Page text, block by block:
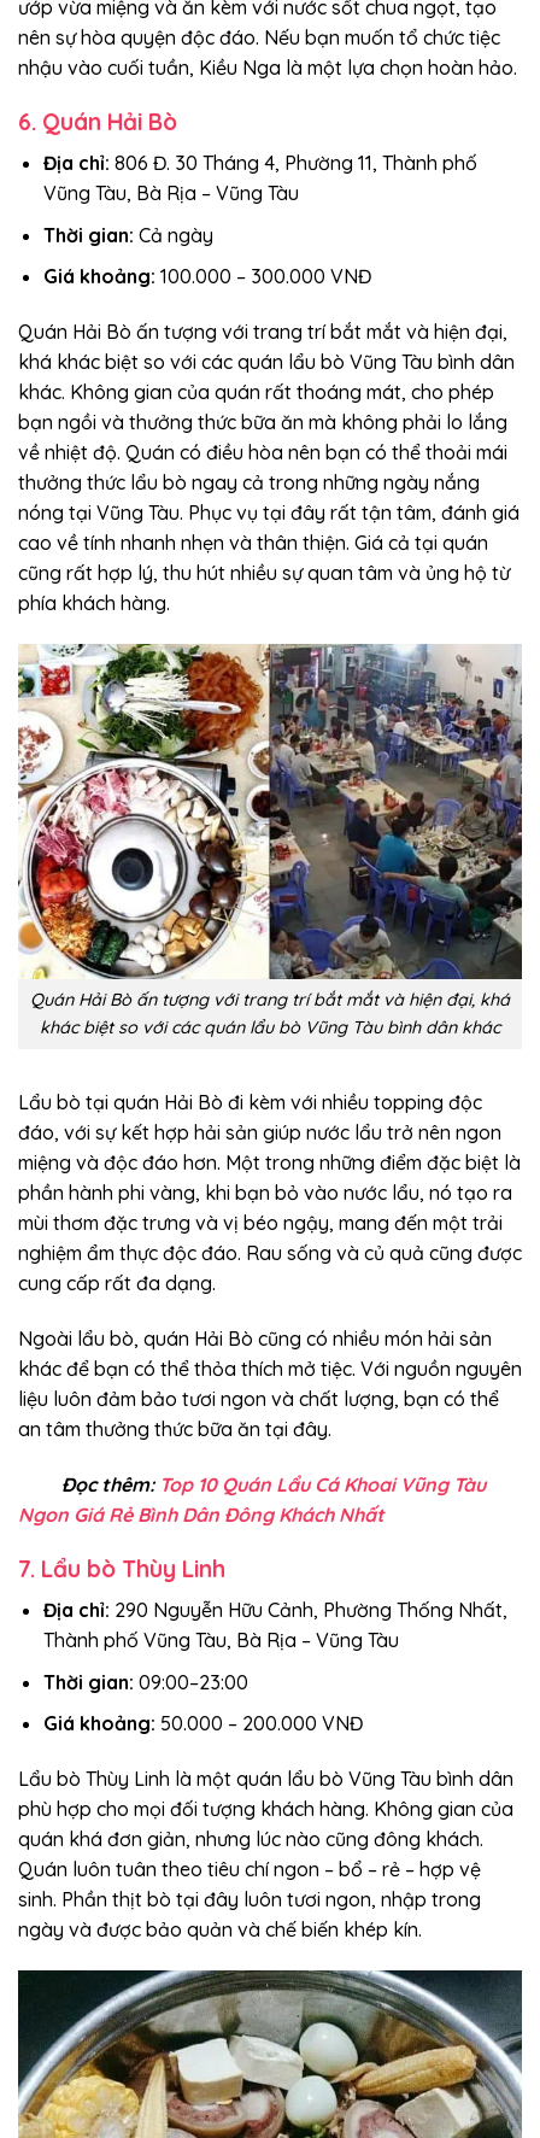
ướp vừa miệng và ăn kèm với nước sốt chua ngọt, tạo
nên sự hòa quyện độc đáo. Nếu bạn muốn tổ chức tiệc
nhậu vào cuối tuần, Kiều Nga là một lựa chọn hoàn hảo.
6. Quán Hải Bò
Địa chỉ: 806 Đ. 30 Tháng 4, Phường 11, Thành phố
Vũng Tàu, Bà Rịa – Vũng Tàu
Thời gian: Cả ngày
Giá khoảng: 100.000 – 300.000 VNĐ
Quán Hải Bò ấn tượng với trang trí bắt mắt và hiện đại,
khá khác biệt so với các quán lẩu bò Vũng Tàu bình dân
khác. Không gian của quán rất thoáng mát, cho phép
bạn ngồi và thưởng thức bữa ăn mà không phải lo lắng
về nhiệt độ. Quán có điều hòa nên bạn có thể thoải mái
thưởng thức lẩu bò ngay cả trong những ngày nắng
nóng tại Vũng Tàu. Phục vụ tại đây rất tận tâm, đánh giá
cao về tính nhanh nhẹn và thân thiện. Giá cả tại quán
cũng rất hợp lý, thu hút nhiều sự quan tâm và ủng hộ từ
phía khách hàng.
Quán Hải Bò ấn tượng với trang trí bắt mắt và hiện đại, khá
khác biệt so với các quán lẩu bò Vũng Tàu bình dân khác
Lẩu bò tại quán Hải Bò đi kèm với nhiều topping độc
đáo, với sự kết hợp hải sản giúp nước lẩu trở nên ngon
miệng và độc đáo hơn. Một trong những điểm đặc biệt là
phần hành phi vàng, khi bạn bỏ vào nước lẩu, nó tạo ra
mùi thơm đặc trưng và vị béo ngậy, mang đến một trải
nghiệm ẩm thực độc đáo. Rau sống và củ quả cũng được
cung cấp rất đa dạng.
Ngoài lẩu bò, quán Hải Bò cũng có nhiều món hải sản
khác để bạn có thể thỏa thích mở tiệc. Với nguồn nguyên
liệu luôn đảm bảo tươi ngon và chất lượng, bạn có thể
an tâm thưởng thức bữa ăn tại đây.
Đọc thêm: Top 10 Quán Lẩu Cá Khoai Vũng Tàu
Ngon Giá Rẻ Bình Dân Đông Khách Nhất
7. Lẩu bò Thùy Linh
Địa chỉ: 290 Nguyễn Hữu Cảnh, Phường Thống Nhất,
Thành phố Vũng Tàu, Bà Rịa – Vũng Tàu
Thời gian: 09:00–23:00
Giá khoảng: 50.000 – 200.000 VNĐ
Lẩu bò Thùy Linh là một quán lẩu bò Vũng Tàu bình dân
phù hợp cho mọi đối tượng khách hàng. Không gian của
quán khá đơn giản, nhưng lúc nào cũng đông khách.
Quán luôn tuân theo tiêu chí ngon – bổ – rẻ – hợp vệ
sinh. Phần thịt bò tại đây luôn tươi ngon, nhập trong
ngày và được bảo quản và chế biến khép kín.